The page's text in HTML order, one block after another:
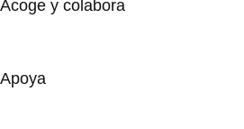
Acoge y colabora
Apoya